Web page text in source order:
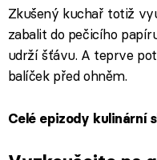
Zkušený kuchař totiž
zabalit do pečicího
udrží šťávu. A teprve
balíček před ohněm.
Celé epizody kulinární